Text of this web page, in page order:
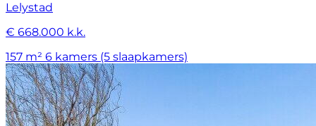
Lelystad
€ 668.000 k.k.
157 m² 6 kamers (5 slaapkamers)